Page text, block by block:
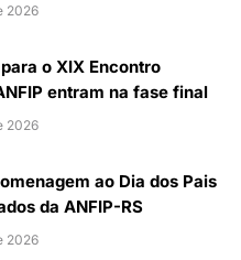
2026
o XIX Encontro
entram na fase final
2026
ao Dia dos Pais
da ANFIP-RS
2026